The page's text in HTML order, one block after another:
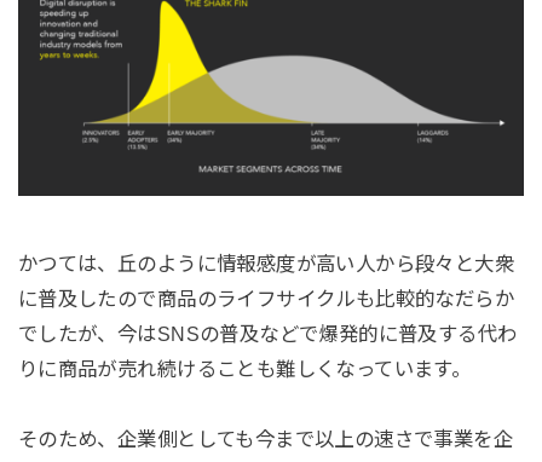
かつては、丘のように情報感度が高い人から段々と大衆
に普及したので商品のライフサイクルも比較的なだらか
でしたが、今はSNSの普及などで爆発的に普及する代わ
りに商品が売れ続けることも難しくなっています。
そのため、企業側としても今まで以上の速さで事業を企